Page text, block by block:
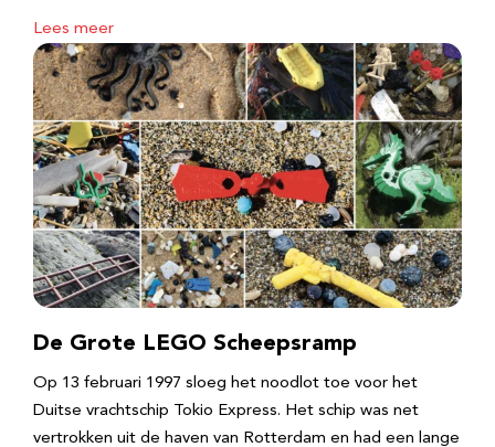
Lees meer
De Grote LEGO Scheepsramp
Op 13 februari 1997 sloeg het noodlot toe voor het
Duitse vrachtschip Tokio Express. Het schip was net
vertrokken uit de haven van Rotterdam en had een lange